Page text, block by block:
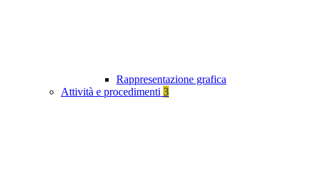
Rappresentazione grafica
Attività e procedimenti 3